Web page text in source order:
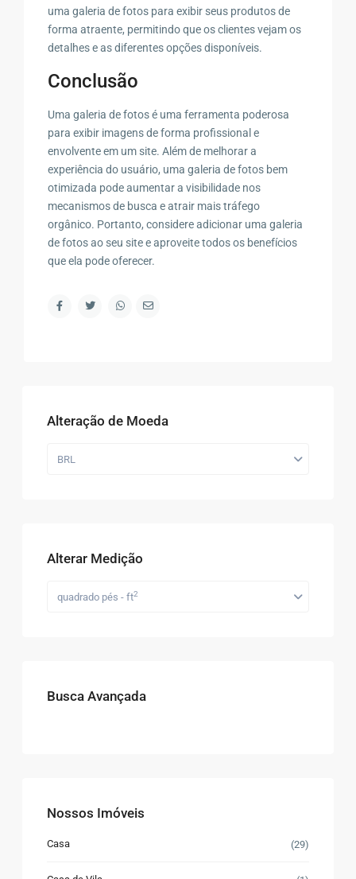
uma galeria de fotos para exibir seus produtos de
forma atraente, permitindo que os clientes vejam os
detalhes e as diferentes opções disponíveis.
Conclusão
Uma galeria de fotos é uma ferramenta poderosa
para exibir imagens de forma profissional e
envolvente em um site. Além de melhorar a
experiência do usuário, uma galeria de fotos bem
otimizada pode aumentar a visibilidade nos
mecanismos de busca e atrair mais tráfego
orgânico. Portanto, considere adicionar uma galeria
de fotos ao seu site e aproveite todos os benefícios
que ela pode oferecer.
Alteração de Moeda
BRL
Alterar Medição
quadrado pés - ft2
Busca Avançada
Nossos Imóveis
Casa (29)